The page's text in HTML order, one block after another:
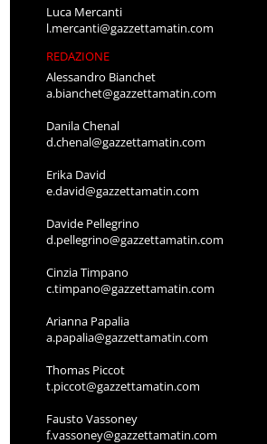
Luca Mercanti
l.mercanti@gazzettamatin.com
REDAZIONE
Alessandro Bianchet
a.bianchet@gazzettamatin.com
Danila Chenal
d.chenal@gazzettamatin.com
Erika David
e.david@gazzettamatin.com
Davide Pellegrino
d.pellegrino@gazzettamatin.com
Cinzia Timpano
c.timpano@gazzettamatin.com
Arianna Papalia
a.papalia@gazzettamatin.com
Thomas Piccot
t.piccot@gazzettamatin.com
Fausto Vassoney
f.vassoney@gazzettamatin.com